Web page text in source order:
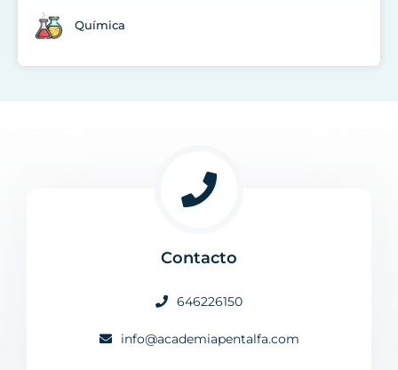
Química
Contacto
646226150
info@academiapentalfa.com